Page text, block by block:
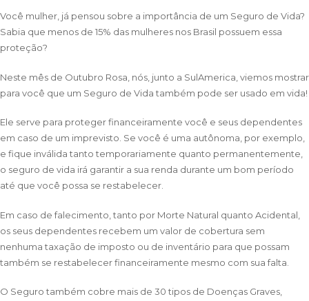
Você mulher, já pensou sobre a importância de um Seguro de Vida?
Sabia que menos de 15% das mulheres nos Brasil possuem essa
proteção?
Neste mês de Outubro Rosa, nós, junto a SulAmerica, viemos mostrar
para você que um Seguro de Vida também pode ser usado em vida!
Ele serve para proteger financeiramente você e seus dependentes
em caso de um imprevisto. Se você é uma autônoma, por exemplo,
e fique inválida tanto temporariamente quanto permanentemente,
o seguro de vida irá garantir a sua renda durante um bom período
até que você possa se restabelecer.
Em caso de falecimento, tanto por Morte Natural quanto Acidental,
os seus dependentes recebem um valor de cobertura sem
nenhuma taxação de imposto ou de inventário para que possam
também se restabelecer financeiramente mesmo com sua falta.
O Seguro também cobre mais de 30 tipos de Doenças Graves,